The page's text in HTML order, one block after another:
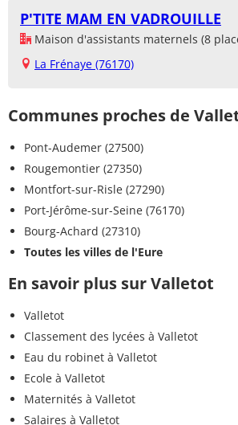
P'TITE MAM EN VADROUILLE
Maison d'assistants maternels (8
La Frénaye (76170)
Communes proches de
Pont-Audemer (27500)
Rougemontier (27350)
Montfort-sur-Risle (27290)
Port-Jérôme-sur-Seine (76170)
Bourg-Achard (27310)
Toutes les villes de l'Eure
En savoir plus sur Valletot
Valletot
Classement des lycées à Valletot
Eau du robinet à Valletot
Ecole à Valletot
Maternités à Valletot
Salaires à Valletot